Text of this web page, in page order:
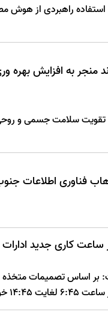
راهبردی از هوش
به افزایش بهره
سلامت جسمی و روحی
فناوری اطلاعات
کاری جدید ادارات
بر اساس تصمیمات
بود.